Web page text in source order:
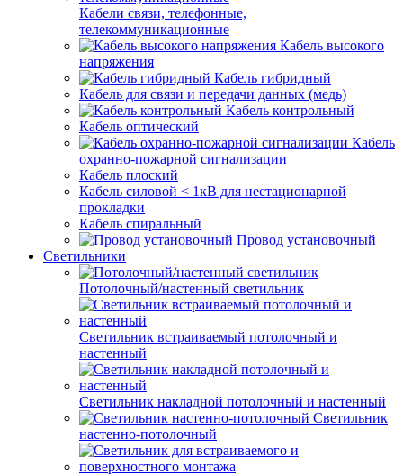
Кабели связи, телефонные,
телекоммуникационные
Кабель высокого
напряжения
Кабель гибридный
Кабель для связи и передачи данных (медь)
Кабель контрольный
Кабель оптический
Кабель
охранно-пожарной сигнализации
Кабель плоский
Кабель силовой < 1кВ для нестационарной
прокладки
Кабель спиральный
Провод установочный
Светильники
Потолочный/настенный светильник
Светильник встраиваемый потолочный и
настенный
Светильник накладной потолочный и настенный
Светильник
настенно-потолочный